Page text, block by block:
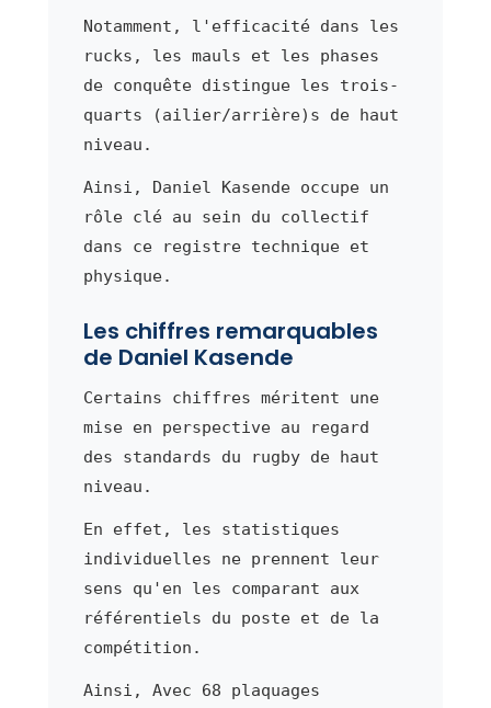
Notamment, l'efficacité dans les
rucks, les mauls et les phases
de conquête distingue les trois-
quarts (ailier/arrière)s de haut
niveau.
Ainsi, Daniel Kasende occupe un
rôle clé au sein du collectif
dans ce registre technique et
physique.
Les chiffres remarquables
de Daniel Kasende
Certains chiffres méritent une
mise en perspective au regard
des standards du rugby de haut
niveau.
En effet, les statistiques
individuelles ne prennent leur
sens qu'en les comparant aux
référentiels du poste et de la
compétition.
Ainsi, Avec 68 plaquages